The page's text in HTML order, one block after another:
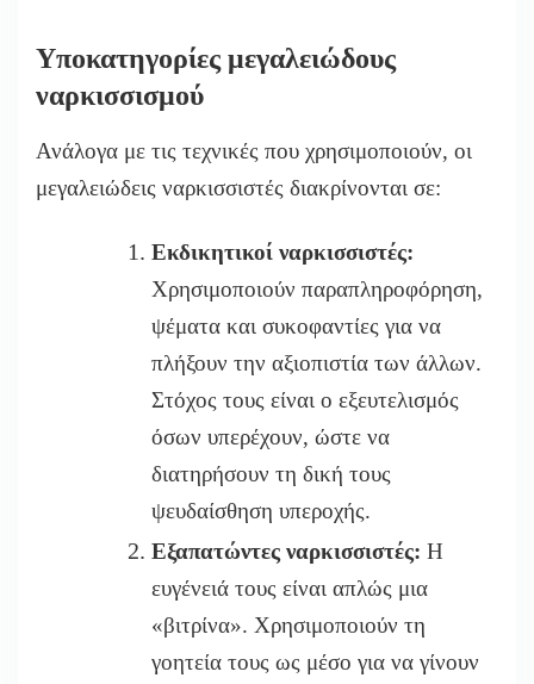
Υποκατηγορίες μεγαλειώδους
ναρκισσισμού
Ανάλογα με τις τεχνικές που χρησιμοποιούν, οι
μεγαλειώδεις ναρκισσιστές διακρίνονται σε:
Εκδικητικοί ναρκισσιστές:
Χρησιμοποιούν παραπληροφόρηση,
ψέματα και συκοφαντίες για να
πλήξουν την αξιοπιστία των άλλων.
Στόχος τους είναι ο εξευτελισμός
όσων υπερέχουν, ώστε να
διατηρήσουν τη δική τους
ψευδαίσθηση υπεροχής.
Εξαπατώντες ναρκισσιστές: Η
ευγένειά τους είναι απλώς μια
«βιτρίνα». Χρησιμοποιούν τη
γοητεία τους ως μέσο για να γίνουν